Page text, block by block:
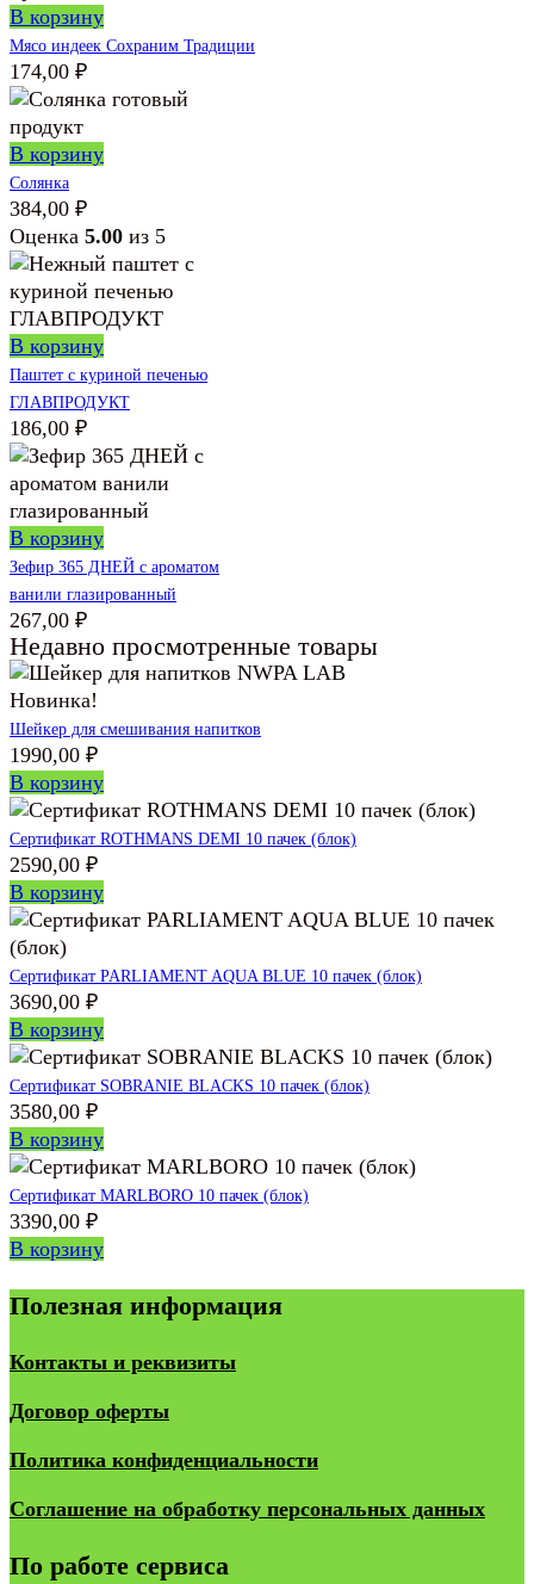
В корзину
Мясо индеек Сохраним Традиции
174,00 ₽
В корзину
Солянка
384,00 ₽
Оценка 5.00 из 5
В корзину
Паштет с куриной печенью
ГЛАВПРОДУКТ
186,00 ₽
В корзину
Зефир 365 ДНЕЙ с ароматом
ванили глазированный
267,00 ₽
Недавно просмотренные товары
Новинка!
Шейкер для смешивания напитков
1990,00 ₽
В корзину
Сертификат ROTHMANS DEMI 10 пачек (блок)
2590,00 ₽
В корзину
Сертификат PARLIAMENT AQUA BLUE 10 пачек (блок)
3690,00 ₽
В корзину
Сертификат SOBRANIE BLACKS 10 пачек (блок)
3580,00 ₽
В корзину
Сертификат MARLBORO 10 пачек (блок)
3390,00 ₽
В корзину
Полезная информация
Контакты и реквизиты
Договор оферты
Политика конфиденциальности
Соглашение на обработку персональных данных
По работе сервиса